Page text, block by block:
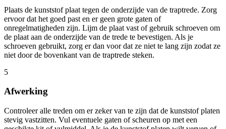
Plaats de kunststof plaat tegen de onderzijde van de traptrede. Zorg
ervoor dat het goed past en er geen grote gaten of
onregelmatigheden zijn. Lijm de plaat vast of gebruik schroeven om
de plaat aan de onderzijde van de trede te bevestigen. Als je
schroeven gebruikt, zorg er dan voor dat ze niet te lang zijn zodat ze
niet door de bovenkant van de traptrede steken.
5
Afwerking
Controleer alle treden om er zeker van te zijn dat de kunststof platen
stevig vastzitten. Vul eventuele gaten of scheuren op met een